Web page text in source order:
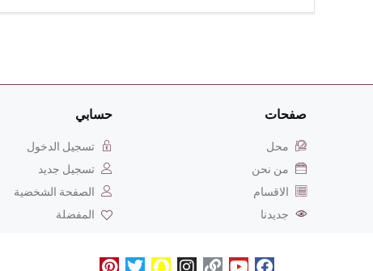
صفحات
محل
من نحن
الاقسام
جديدنا
حسابي
تسجيل الدخول
تسجيل جديد
الصفحة الشخضية
المفضلة